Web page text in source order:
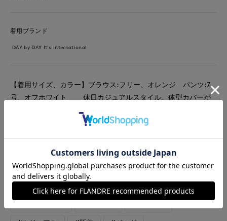
着用ブランド
DAY by DAY It's international
【着用サイズ、カラー】ブラウス:フリー、オレンジ パンツ:7
号、オフホワイト 休日カジュアルスタイル。体型カバーが
叶うTボーダーブラウス。ハリのある綿100%素材でさらっと涼し
くお召しいただけます♪ホワイトデニムバレルパンツはロールア
らもOK！夏らしく明るく爽やかなカラーでコーディネートしま
した。
#ブラウス #パンツ #ウォッシャブル